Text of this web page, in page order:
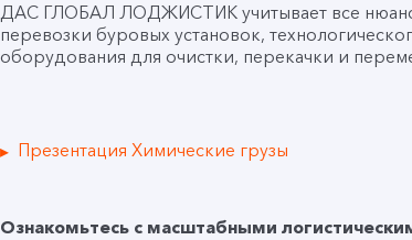
ДАС ГЛОБАЛ ЛОДЖИСТИК учитывает все
перевозки буровых установок,
оборудования для очистки, перекачки и
Презентация Химические грузы
Ознакомьтесь с масштабными